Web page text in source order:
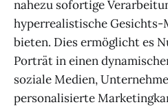
nahezu sofortige
hyperrealistische Gesichts-
bieten. Dies ermöglicht es
Porträt in einen
soziale Medien,
personalisierte